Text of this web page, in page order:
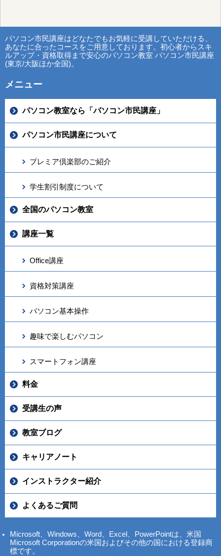
パソコン市民講座はどなたでもお気軽に受講していただける、
あなたに合ったコースをご用意しております。初心者からスキ
ルアップ・資格取得まで安心のパソコン教室 パソコン市民講座
(東京/大阪ほか全国)。
メニュー
パソコン教室なら「パソコン市民講座」
パソコン市民講座について
プレミア倶楽部のご紹介
学生割引制度について
全国のパソコン教室
講座一覧
Office講座
資格対策講座
パソコン基本操作
趣味で楽しむパソコン
スマートフォン講座
料金
受講生の声
教室ブログ
キャリアノート
インストラクター紹介
よくあるご質問
Microsoft、Windows、Word、Excel、PowerPointは、米国
Microsoft Corporationの米国およびその他の国における登録商
標です。